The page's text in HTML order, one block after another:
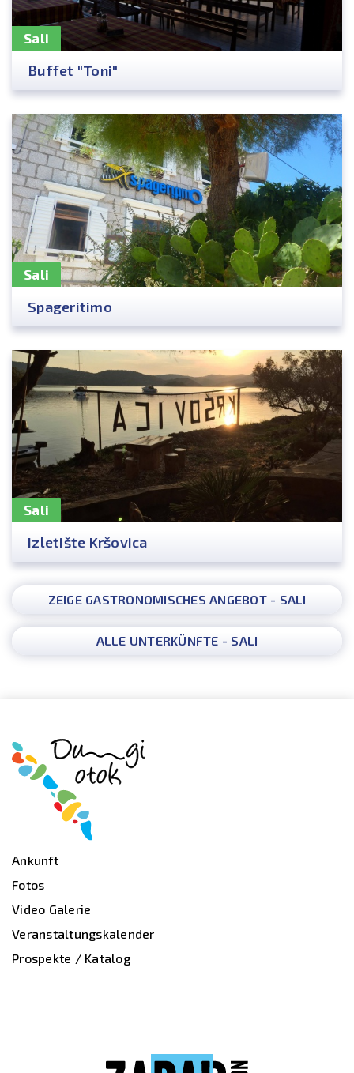
Sali
Buffet "Toni"
Sali
Spageritimo
Sali
Izletište Kršovica
ZEIGE GASTRONOMISCHES ANGEBOT - SALI
ALLE UNTERKÜNFTE - SALI
Ankunft
Fotos
Video Galerie
Veranstaltungskalender
Prospekte / Katalog